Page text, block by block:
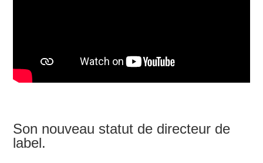
Son nouveau statut de directeur de
label.